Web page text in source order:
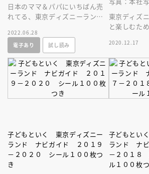
日本のママ＆パパにいちばん売
れてる、東京ディズニーランド
イドブック最新刊。可愛いシー
ル付き！
2022.06.28
電子あり
試し読み
東京ディズ
と楽しむた
案内。ディ
シール付き
2020.12.17
子どもといく 東京ディズニー
ランド ナビガイド ２０１９
－２０２０ シール１００枚つ
き
子どもとい
ランド ナ
－２０１８
ル１００枚